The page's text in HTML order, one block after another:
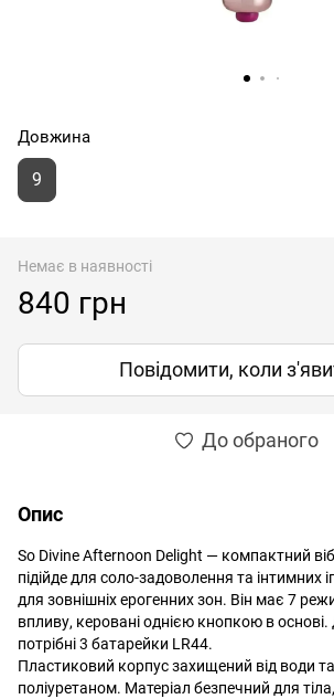
Довжина
9
Немає в наявності
840 грн
Повідомити, коли
До обраного
Опис
So Divine Afternoon Delight — компактний
підійде для соло-задоволення та інтимних
для зовнішніх ерогенних зон. Він має 7
впливу, керовані однією кнопкою в
потрібні 3 батарейки LR44.
Пластиковий корпус захищений від води
поліуретаном. Матеріал безпечний для